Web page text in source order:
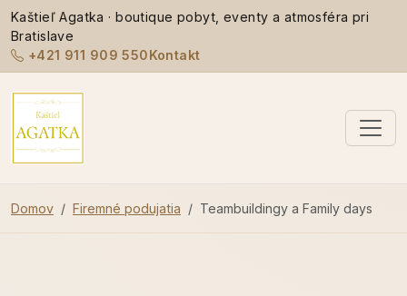
Kaštieľ Agatka · boutique pobyt, eventy a atmosféra pri
Bratislave
+421 911 909 550Kontakt
Domov Firemné podujatia Teambuildingy a Family days